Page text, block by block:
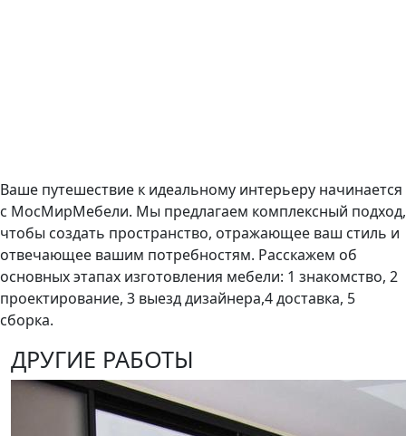
Ваше путешествие к идеальному интерьеру начинается
с МосМирМебели. Мы предлагаем комплексный подход,
чтобы создать пространство, отражающее ваш стиль и
отвечающее вашим потребностям. Расскажем об
основных этапах изготовления мебели: 1 знакомство, 2
проектирование, 3 выезд дизайнера,4 доставка, 5
сборка.
ДРУГИЕ РАБОТЫ